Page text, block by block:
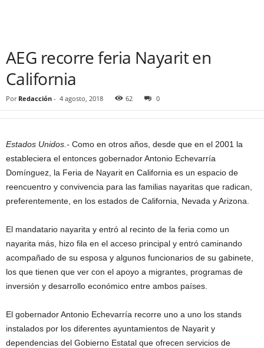
AEG recorre feria Nayarit en
California
Por Redacción - 4 agosto, 2018 62 0
Estados Unidos.- Como en otros años, desde que en el 2001 la
estableciera el entonces gobernador Antonio Echevarría
Domínguez, la Feria de Nayarit en California es un espacio de
reencuentro y convivencia para las familias nayaritas que radican,
preferentemente, en los estados de California, Nevada y Arizona.
El mandatario nayarita y entró al recinto de la feria como un
nayarita más, hizo fila en el acceso principal y entró caminando
acompañado de su esposa y algunos funcionarios de su gabinete,
los que tienen que ver con el apoyo a migrantes, programas de
inversión y desarrollo económico entre ambos países.
El gobernador Antonio Echevarría recorre uno a uno los stands
instalados por los diferentes ayuntamientos de Nayarit y
dependencias del Gobierno Estatal que ofrecen servicios de